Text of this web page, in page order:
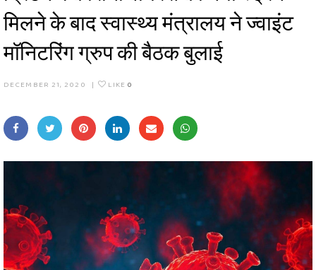
मिलने के बाद स्वास्थ्य मंत्रालय ने ज्वाइंट
मॉनिटरिंग ग्रुप की बैठक बुलाई
DECEMBER 21, 2020 | LIKE 0